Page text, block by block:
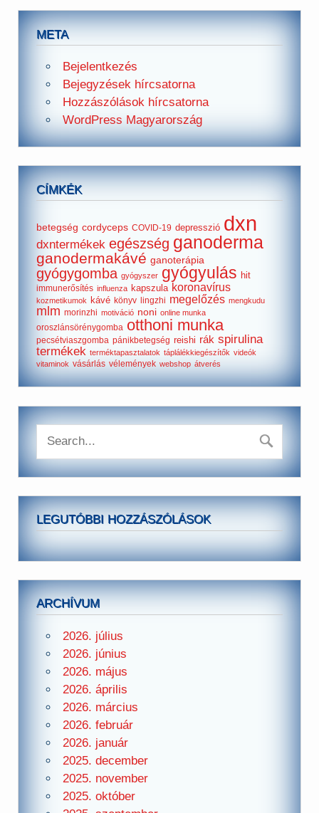
META
Bejelentkezés
Bejegyzések hírcsatorna
Hozzászólások hírcsatorna
WordPress Magyarország
CÍMKÉK
betegség cordyceps COVID-19 depresszió dxn
dxntermékek egészség ganoderma
ganodermakávé ganoterápia
gyógygomba gyógyszer gyógyulás hit
immunerősítés influenza kapszula koronavírus
kozmetikumok kávé könyv lingzhi megelőzés mengkudu
mlm morinzhi motiváció noni online munka
oroszlánsörénygomba otthoni munka
pecsétviaszgomba pánikbetegség reishi rák spirulina
termékek terméktapasztalatok táplálékkiegészítők videók
vitaminok vásárlás vélemények webshop átverés
LEGUTÓBBI HOZZÁSZÓLÁSOK
ARCHÍVUM
2026. július
2026. június
2026. május
2026. április
2026. március
2026. február
2026. január
2025. december
2025. november
2025. október